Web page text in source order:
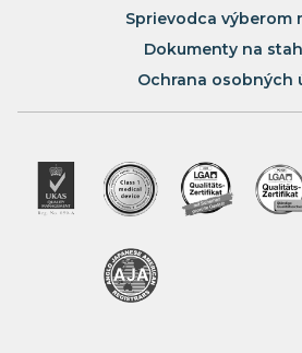
Sprievodca výberom
Dokumenty na
Ochrana osobných